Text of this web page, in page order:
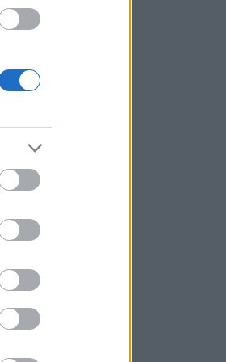
ΗΠΑ: Χάθηκαν 23.000 θέσεις εργασίας
τον Ιούλιο - Σημάδια επιδείνωσης στην
Διεθνή μέσα της Ιταλίας
ανακαλύπτουν τη διαχρονική γοητεία
Τραμπ: Τα επιτόκια πρέπει να
μειωθούν, αλλά δεν εξαρτάται
ΙΣΑ: Έκκληση για εντατικοποίηση
αυξημένης κυκλοφορίας του ιού
Δυτικού Νείλου στην Αττική
Code αύριο Κρήτη, Χίος, Σάμος και
Ικαρία
Η Ρωσία «βγάζει στο σφυρί» το 30%
του μεγαλύτερου αεροδρομίου της